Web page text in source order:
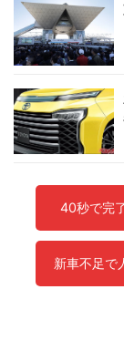
40秒で完
新車不足で